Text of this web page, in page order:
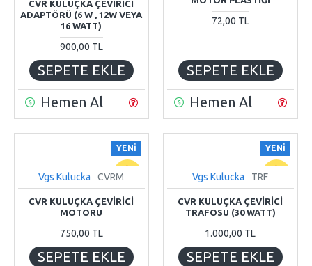
CVR KULUÇKA ÇEVİRİCİ
ADAPTÖRÜ (6 W , 12W VEYA
16 WATT)
900,00 TL
SEPETE EKLE
Hemen Al
72,00 TL
SEPETE EKLE
Hemen Al
YENI
Vgs Kulucka CVRM
CVR KULUÇKA ÇEVİRİCİ
MOTORU
750,00 TL
SEPETE EKLE
YENI
Vgs Kulucka TRF
CVR KULUÇKA ÇEVİRİCİ
TRAFOSU (30 WATT)
1.000,00 TL
SEPETE EKLE